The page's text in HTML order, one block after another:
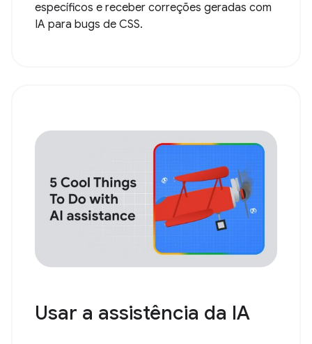
específicos e receber correções geradas com
IA para bugs de CSS.
Usar a assistência da IA